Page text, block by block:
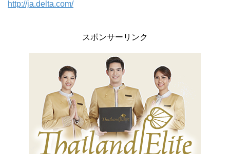
http://ja.delta.com/
スポンサーリンク